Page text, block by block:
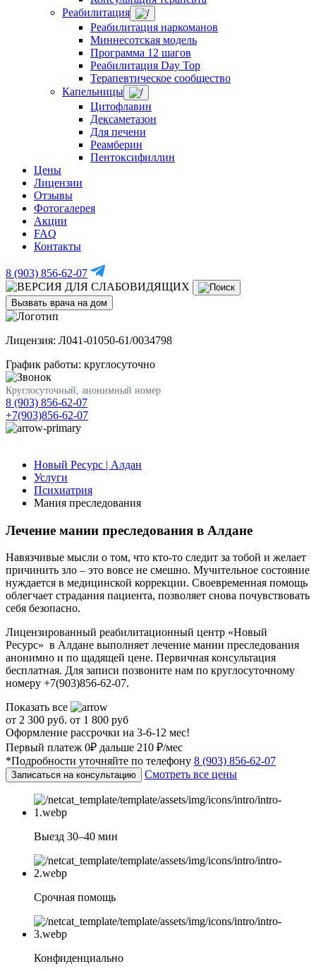
Реабилитация
Реабилитация наркоманов
Миннесотская модель
Программа 12 шагов
Реабилитация Day Top
Терапевтическое сообщество
Капельницы
Цитофлавин
Дексаметазон
Для печени
Реамберин
Пентоксифиллин
Цены
Лицензии
Отзывы
Фотогалерея
Акции
FAQ
Контакты
8 (903) 856-62-07
Вызвать врача на дом
Лицензия: Л041-01050-61/0034798
График работы: круглосуточно
Круглосуточный, анонимный номер
8 (903) 856-62-07
+7(903)856-62-07
Новый Ресурс | Алдан
Услуги
Психиатрия
Мания преследования
Лечение мании преследования в Алдане
Навязчивые мысли о том, что кто-то следит за тобой и желает
причинить зло – это вовсе не смешно. Мучительное состояние
нуждается в медицинской коррекции. Своевременная помощь
облегчает страдания пациента, позволяет снова почувствовать
себя безопасно.
Лицензированный реабилитационный центр «Новый
Ресурс» в Алдане выполняет лечение мании преследования
анонимно и по щадящей цене. Первичная консультация
бесплатная. Для записи позвоните нам по круглосуточному
номеру +7(903)856-62-07.
Показать все
от 2 300 руб. от 1 800 руб
Оформление рассрочки на 3-6-12 мес!
Первый платеж 0₽ дальше 210 ₽/мес
*Подробности уточняйте по телефону 8 (903) 856-62-07
Записаться на консультацию Смотреть все цены
Выезд 30–40 мин
Срочная помощь
Конфиденциально